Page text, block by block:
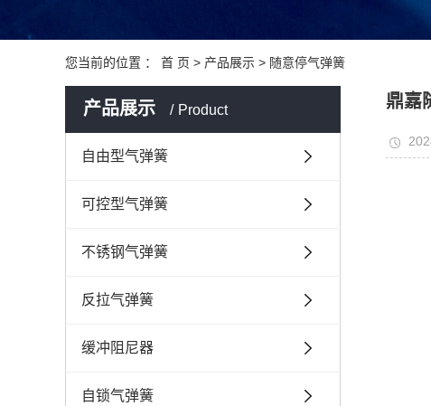
您当前的位置 ： 首 页 > 产品展示 > 随意停气弹簧
产品展示 Product
自由型气弹簧
可控型气弹簧
不锈钢气弹簧
反拉气弹簧
缓冲阻尼器
自锁气弹簧
鼎嘉